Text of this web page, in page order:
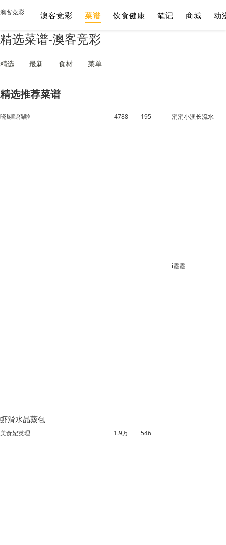
精选菜谱-澳客竞彩
澳客竞彩 澳客竞彩 菜谱 饮食健康 笔记 商城 动
精选 最新 食材 菜单
精选推荐菜谱
晓厨喂猫啦 4788 195 涓涓小溪长流水
i霞霞
虾滑水晶蒸包
美食妃英理 1.9万 546